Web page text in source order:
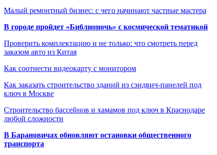
Малый ремонтный бизнес: с чего начинают частные мастера
В городе пройдет «Библионочь» с космической тематикой
Проверить комплектацию и не только: что смотреть перед
заказом авто из Китая
Как соотнести видеокарту с монитором
Как заказать строительство зданий из сэндвич-панелей под
ключ в Москве
Строительство бассейнов и хамамов под ключ в Краснодаре
любой сложности
В Барановичах обновляют остановки общественного
транспорта